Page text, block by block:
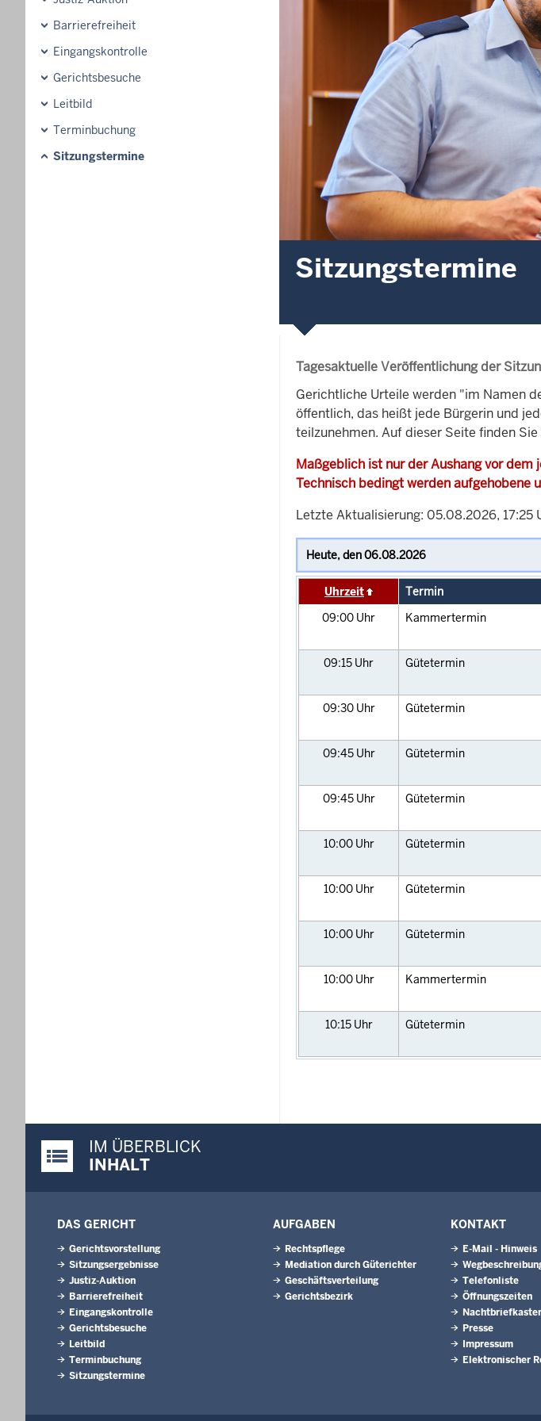
Barrierefreiheit
Eingangskontrolle
Gerichtsbesuche
Leitbild
Terminbuchung
Sitzungstermine
Sitzungstermine
Tagesaktuelle Veröffentlichung der
Gerichtliche Urteile werden "im Namen
öffentlich, das heißt jede Bürgerin und
teilzunehmen. Auf dieser Seite finden
Maßgeblich ist nur der Aushang vor dem
Technisch bedingt werden aufgehobene
Letzte Aktualisierung: 05.08.2026, 17:25
Uhrzeit Termin
09:00 Uhr Kammertermin
09:15 Uhr Gütetermin
09:30 Uhr Gütetermin
09:45 Uhr Gütetermin
09:45 Uhr Gütetermin
10:00 Uhr Gütetermin
10:00 Uhr Gütetermin
10:00 Uhr Gütetermin
10:00 Uhr Kammertermin
10:15 Uhr Gütetermin
Justiz-Portal im Überblick:
IM ÜBERBLICK
INHALT
DAS GERICHT
Gerichtsvorstellung
Sitzungsergebnisse
Justiz-Auktion
Barrierefreiheit
Eingangskontrolle
Gerichtsbesuche
Leitbild
Terminbuchung
Sitzungstermine
AUFGABEN
Rechtspflege
Mediation durch Güterichter
Geschäftsverteilung
Gerichtsbezirk
KONTAKT
E-Mail - Hinweis
Telefonliste
Öffnungszeiten
Presse
Impressum
Elektronischer